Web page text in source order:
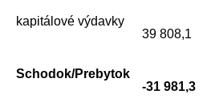
kapitálové výdavky
39 808,1
Schodok/Prebytok
-31 981,3